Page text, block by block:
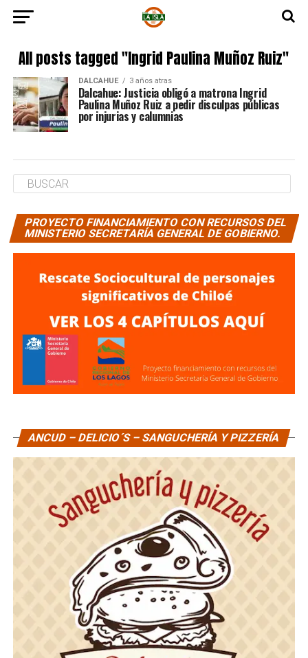
All posts tagged "Ingrid Paulina Muñoz Ruiz"
DALCAHUE 3 años atras
Dalcahue: Justicia obligó a matrona Ingrid
Paulina Muñoz Ruiz a pedir disculpas públicas
por injurias y calumnias
PROYECTO FINANCIAMIENTO CON RECURSOS DEL
MINISTERIO SECRETARÍA GENERAL DE GOBIERNO.
ANCUD – DELICIO´S – SANGUCHERÍA Y PIZZERÍA